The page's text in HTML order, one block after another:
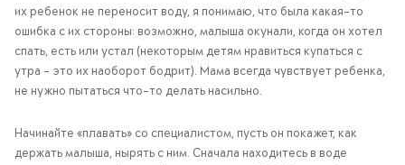
их ребенок не переносит воду, я понимаю, что была какая-то
ошибка с их стороны: возможно, малыша окунали, когда он хотел
спать, есть или устал (некоторым детям нравиться купаться с
утра – это их наоборот бодрит). Мама всегда чувствует ребенка,
не нужно пытаться что-то делать насильно.
Начинайте «плавать» со специалистом, пусть он покажет, как
держать малыша, нырять с ним. Сначала находитесь в воде